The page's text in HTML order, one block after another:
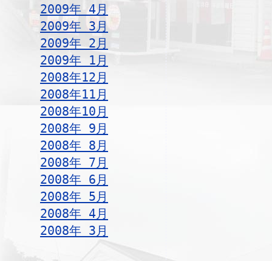
2009年 4月
2009年 3月
2009年 2月
2009年 1月
2008年12月
2008年11月
2008年10月
2008年 9月
2008年 8月
2008年 7月
2008年 6月
2008年 5月
2008年 4月
2008年 3月